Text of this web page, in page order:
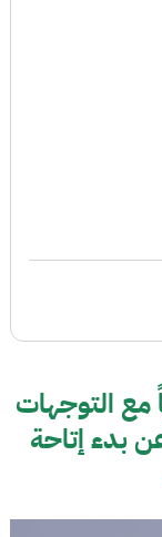
مع التوجهات
بدء إتاحة